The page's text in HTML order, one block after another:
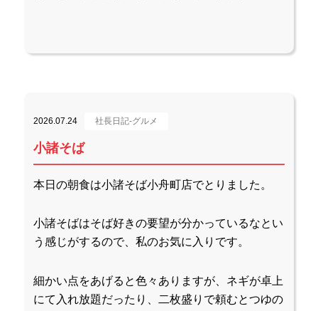
2026.07.24 社長日記-グルメ
小諸そば
本日の朝食は小諸そば小舟町店でとりました。
小諸そばはそば好きの要望が分かっているなとい
う感じがするので、私のお気に入りです。
細かい点をあげると色々ありますが、ネギが卓上
にて入れ放題だったり、二枚盛りで頼むとつゆの